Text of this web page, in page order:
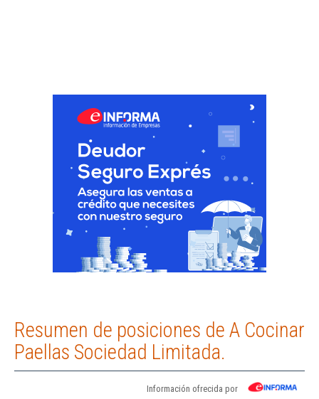
Resumen de posiciones de A Cocinar
Paellas Sociedad Limitada.
Información ofrecida por